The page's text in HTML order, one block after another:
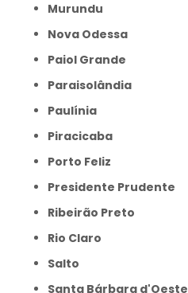
Murundu
Nova Odessa
Paiol Grande
Paraisolândia
Paulínia
Piracicaba
Porto Feliz
Presidente Prudente
Ribeirão Preto
Rio Claro
Salto
Santa Bárbara d'Oeste